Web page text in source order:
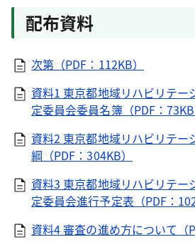
配布資料
次第（PDF：112KB）
資料1 東京都地域リハビリテー
定委員会委員名簿（PDF：73KB
資料2 東京都地域リハビリテー
綱（PDF：304KB）
資料3 東京都地域リハビリテー
定委員会進行予定表（PDF：
資料4 審査の進め方について（